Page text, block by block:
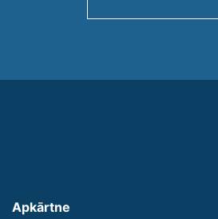
Apkārtne